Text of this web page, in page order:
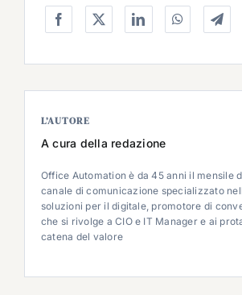
L’AUTORE
A cura della redazione
Office Automation è da 45 anni il mensile
canale di comunicazione specializzato
soluzioni per il digitale, promotore di
che si rivolge a CIO e IT Manager e ai
catena del valore